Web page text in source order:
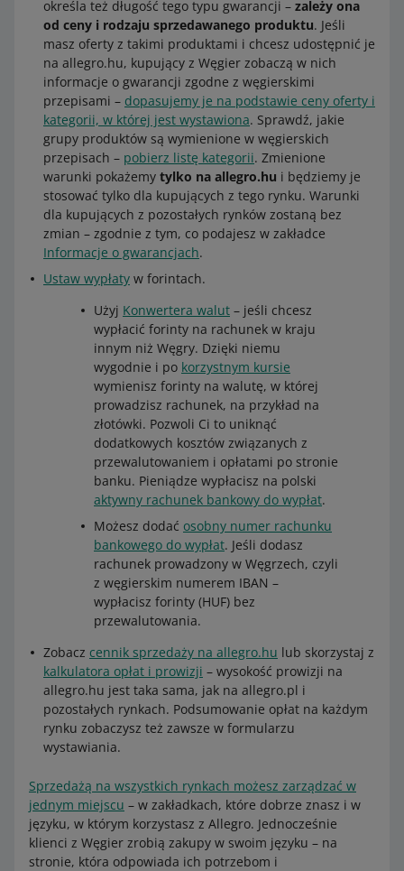
określa też długość tego typu gwarancji – zależy ona
od ceny i rodzaju sprzedawanego produktu. Jeśli
masz oferty z takimi produktami i chcesz udostępnić je
na allegro.hu, kupujący z Węgier zobaczą w nich
informacje o gwarancji zgodne z węgierskimi
przepisami – dopasujemy je na podstawie ceny oferty i
kategorii, w której jest wystawiona. Sprawdź, jakie
grupy produktów są wymienione w węgierskich
przepisach – pobierz listę kategorii. Zmienione
warunki pokażemy tylko na allegro.hu i będziemy je
stosować tylko dla kupujących z tego rynku. Warunki
dla kupujących z pozostałych rynków zostaną bez
zmian – zgodnie z tym, co podajesz w zakładce
Informacje o gwarancjach.
Ustaw wypłaty w forintach.
Użyj Konwertera walut – jeśli chcesz
wypłacić forinty na rachunek w kraju
innym niż Węgry. Dzięki niemu
wygodnie i po korzystnym kursie
wymienisz forinty na walutę, w której
prowadzisz rachunek, na przykład na
złotówki. Pozwoli Ci to uniknąć
dodatkowych kosztów związanych z
przewalutowaniem i opłatami po stronie
banku. Pieniądze wypłacisz na polski
aktywny rachunek bankowy do wypłat.
Możesz dodać osobny numer rachunku
bankowego do wypłat. Jeśli dodasz
rachunek prowadzony w Węgrzech, czyli
z węgierskim numerem IBAN –
wypłacisz forinty (HUF) bez
przewalutowania.
Zobacz cennik sprzedaży na allegro.hu lub skorzystaj z
kalkulatora opłat i prowizji – wysokość prowizji na
allegro.hu jest taka sama, jak na allegro.pl i
pozostałych rynkach. Podsumowanie opłat na każdym
rynku zobaczysz też zawsze w formularzu
wystawiania.
Sprzedażą na wszystkich rynkach możesz zarządzać w
jednym miejscu – w zakładkach, które dobrze znasz i w
języku, w którym korzystasz z Allegro. Jednocześnie
klienci z Węgier zrobią zakupy w swoim języku – na
stronie, która odpowiada ich potrzebom i